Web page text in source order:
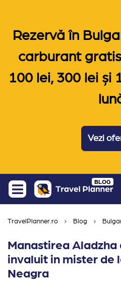
Rezervă în
carburant
100 lei, 300 lei și
Vezi
Skip
content
BLOG
TravelPlanner.ro Blog
Manastirea
invaluit in mister de
Neagra